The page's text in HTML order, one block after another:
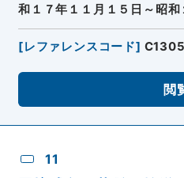
和１７年１１月１５日～昭和
[レファレンスコード]
閲
11